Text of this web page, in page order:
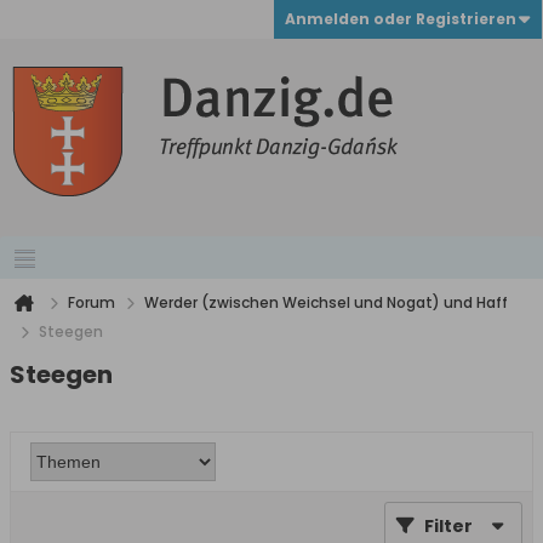
Anmelden oder Registrieren
Forum
Werder (zwischen Weichsel und Nogat) und Haff
Steegen
Steegen
Filter